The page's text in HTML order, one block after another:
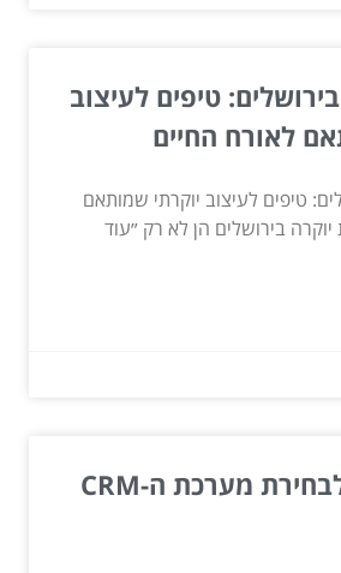
טיפים לעיצוב
לאורח החיים
טיפים לעיצוב יוקרתי שמותאם
יוקרה בירושלים הן לא רק ״עוד
מדריך חיוני לבחירת מערכת ה-CRM